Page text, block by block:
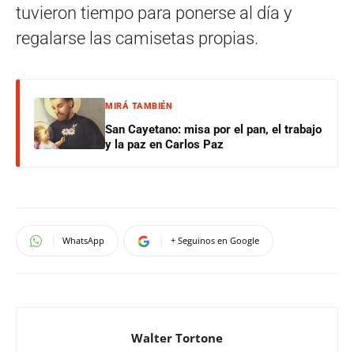
tuvieron tiempo para ponerse al día y
regalarse las camisetas propias.
MIRÁ TAMBIÉN
San Cayetano: misa por el pan, el trabajo
y la paz en Carlos Paz
WhatsApp + Seguinos en Google
Walter Tortone